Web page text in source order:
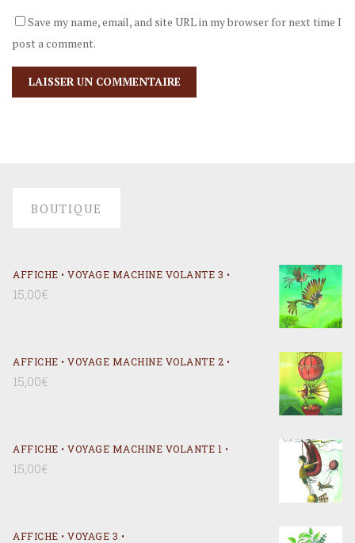
Save my name, email, and site URL in my browser for next time I
post a comment.
BOUTIQUE
AFFICHE • VOYAGE MACHINE VOLANTE 3 •
15,00€
AFFICHE • VOYAGE MACHINE VOLANTE 2 •
15,00€
AFFICHE • VOYAGE MACHINE VOLANTE 1 •
15,00€
AFFICHE • VOYAGE 3 •